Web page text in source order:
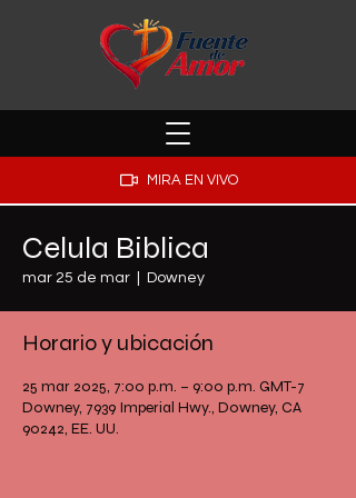
MIRA EN VIVO
Celula Biblica
mar 25 de mar Downey
Horario y ubicación
25 mar 2025, 7:00 p.m. – 9:00 p.m. GMT-7
Downey, 7939 Imperial Hwy., Downey, CA
90242, EE. UU.